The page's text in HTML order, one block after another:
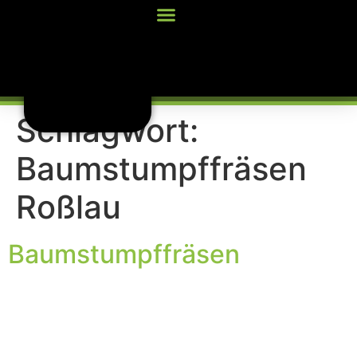
Schlagwort:
Baumstumpffräsen
Roßlau
Baumstumpffräsen